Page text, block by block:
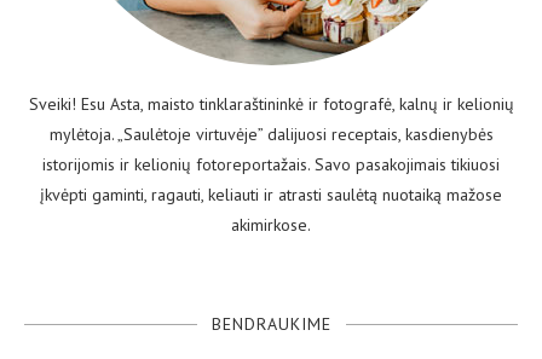
Sveiki! Esu Asta, maisto tinklaraštininkė ir fotografė, kalnų ir kelionių
mylėtoja. „Saulėtoje virtuvėje” dalijuosi receptais, kasdienybės
istorijomis ir kelionių fotoreportažais. Savo pasakojimais tikiuosi
įkvėpti gaminti, ragauti, keliauti ir atrasti saulėtą nuotaiką mažose
akimirkose.
BENDRAUKIME